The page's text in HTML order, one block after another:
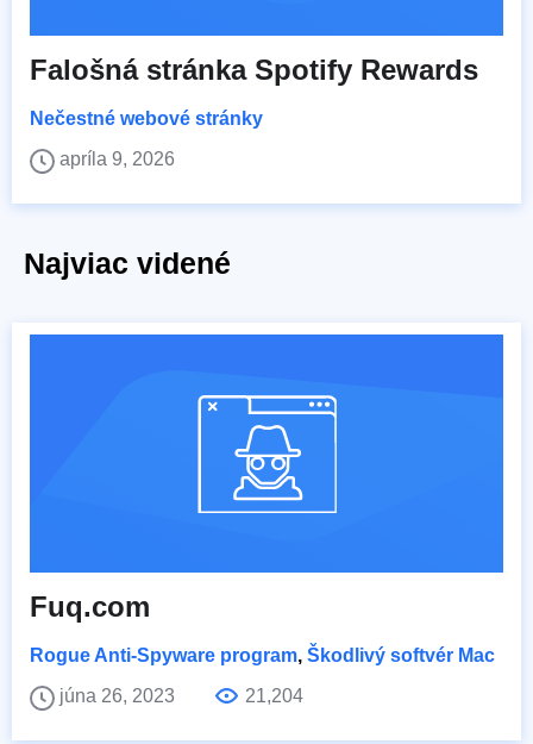
Falošná stránka Spotify Rewards
Nečestné webové stránky
apríla 9, 2026
Najviac videné
Fuq.com
Rogue Anti-Spyware program, Škodlivý softvér Mac
júna 26, 2023
21,204